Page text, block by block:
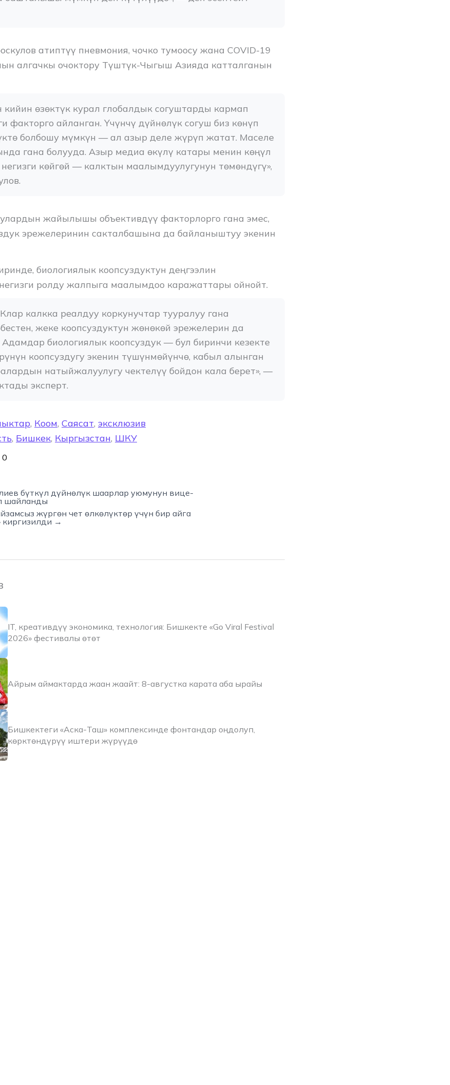
атиптүү пневмония, чочко тумоосу жана COVID-19
алгачкы очоктору Түштүк-Чыгыш Азияда катталганын
өзөктүк курал глобалдык согуштарды кармап
факторго айланган. Үчүнчү дүйнөлүк согуш биз көнүп
болбошу мүмкүн — ал азыр деле жүрүп жатат. Маселе
гана болууда. Азыр медиа өкүлү катары менин көңүл
көйгөй — калктын маалымдуулугунун төмөндүгү»,
жайылышы объективдүү факторлорго гана эмес,
эрежелеринин сакталбашына да байланыштуу экенин
биологиялык коопсуздуктун деңгээлин
ролду жалпыга маалымдоо каражаттары ойнойт.
калкка реалдуу коркунучтар тууралуу гана
жеке коопсуздуктун жөнөкөй эрежелерин да
биологиялык коопсуздук — бул биринчи кезекте
коопсуздугу экенин түшүнмөйүнчө, кабыл алынган
натыйжалуулугу чектелүү бойдон кала берет», —
эксперт.
, Коом, Саясат, эксклюзив
, Бишкек, Кыргызстан, ШКУ
0
бүткүл дүйнөлүк шаарлар уюмунун вице-
шайланды
жүргөн чет өлкөлүктөр үчүн бир айга
→
IT, креативдүү экономика, технология: Бишкекте «Go Viral Festival
2026» фестивалы өтөт
Айрым аймактарда жаан жаайт: 8-августка карата аба ырайы
Бишкектеги «Аска-Таш» комплексинде фонтандар оңдолуп,
көрктөндүрүү иштери жүрүүдө